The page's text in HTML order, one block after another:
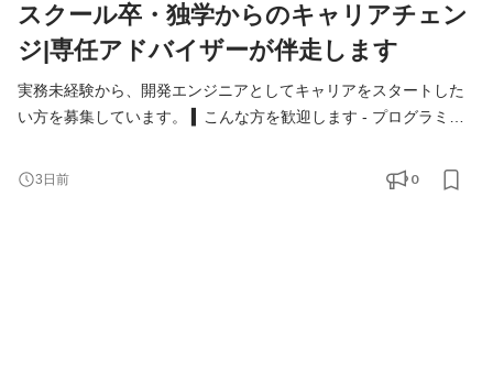
スクール卒・独学からのキャリアチェン
ジ|専任アドバイザーが伴走します
実務未経験から、開発エンジニアとしてキャリアをスタートした
い方を募集しています。 ▍こんな方を歓迎します - プログラミン
Ruby・Python等、Web系の学習経験がある方 - 「テスト案件では
なく、開発がしたい」と考えている方 - 異業種からのキャリアチ
3日前 0